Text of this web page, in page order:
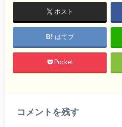
ポスト
はてブ
Pocket
コメントを残す